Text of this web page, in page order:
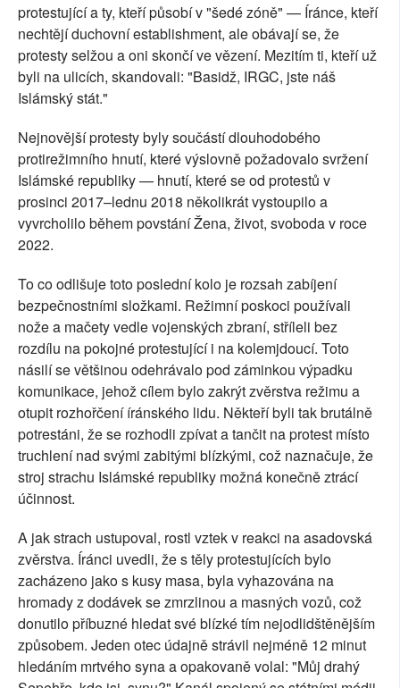
protestující a ty, kteří působí v "šedé zóně" — Íránce, kteří
nechtějí duchovní establishment, ale obávají se, že
protesty selžou a oni skončí ve vězení. Mezitím ti, kteří už
byli na ulicích, skandovali: "Basidž, IRGC, jste náš
Islámský stát."
Nejnovější protesty byly součástí dlouhodobého
protirežimního hnutí, které výslovně požadovalo svržení
Islámské republiky — hnutí, které se od protestů v
prosinci 2017–lednu 2018 několikrát vystoupilo a
vyvrcholilo během povstání Žena, život, svoboda v roce
2022.
To co odlišuje toto poslední kolo je rozsah zabíjení
bezpečnostními složkami. Režimní poskoci používali
nože a mačety vedle vojenských zbraní, stříleli bez
rozdílu na pokojné protestující i na kolemjdoucí. Toto
násilí se většinou odehrávalo pod záminkou výpadku
komunikace, jehož cílem bylo zakrýt zvěrstva režimu a
otupit rozhořčení íránského lidu. Někteří byli tak brutálně
potrestáni, že se rozhodli zpívat a tančit na protest místo
truchlení nad svými zabitými blízkými, což naznačuje, že
stroj strachu Islámské republiky možná konečně ztrácí
účinnost.
A jak strach ustupoval, rostl vztek v reakci na asadovská
zvěrstva. Íránci uvedli, že s těly protestujících bylo
zacházeno jako s kusy masa, byla vyhazována na
hromady z dodávek se zmrzlinou a masných vozů, což
donutilo příbuzné hledat své blízké tím nejodlidštěnějším
způsobem. Jeden otec údajně strávil nejméně 12 minut
hledáním mrtvého syna a opakovaně volal: "Můj drahý